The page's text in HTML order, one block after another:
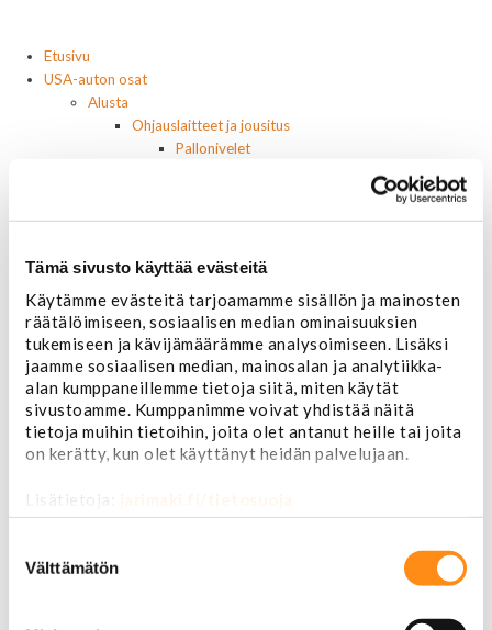
Tämä sivusto käyttää evästeitä
Käytämme evästeitä tarjoamamme sisällön ja mainosten
räätälöimiseen, sosiaalisen median ominaisuuksien
tukemiseen ja kävijämäärämme analysoimiseen. Lisäksi
jaamme sosiaalisen median, mainosalan ja analytiikka-
alan kumppaneillemme tietoja siitä, miten käytät
sivustoamme. Kumppanimme voivat yhdistää näitä
tietoja muihin tietoihin, joita olet antanut heille tai joita
on kerätty, kun olet käyttänyt heidän palvelujaan.
Lisätietoja: jarimaki.fi/tietosuoja
valinta
Välttämätön
Etusivu
USA-auton osat
Alusta
Ohjauslaitteet ja jousitus
Pallonivelet
Pumput ja tiivisteet
Iskunvaimentimet ja jouset
Autonhoito
Vahat ja autonhoito
Työkalut ja tarvikkeet
Ruuvit ja mutterit
Huolto-osat ja tarvikkeet
Jarru-osat
Jarrupalat (eteen)
Jarrukengät
Jarrutiivisteet